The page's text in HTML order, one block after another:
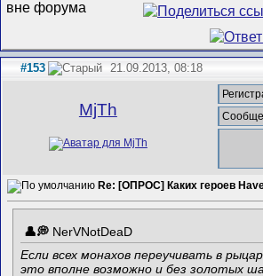
#153 21.09.2013, 08:18
MjTh
Re: [ОПРОС] Каких героев
NerVNotDeaD
Если всех монахов переучивать в
это вполне возможно и без золотых